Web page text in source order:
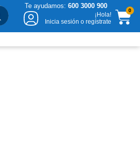
Te ayudamos: 600 3000 900
¡Hola!
Inicia sesión o regístrate
0